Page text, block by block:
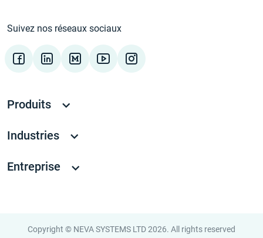
Suivez nos réseaux sociaux
Produits
Industries
Entreprise
Copyright © NEVA SYSTEMS LTD 2026. All rights reserved